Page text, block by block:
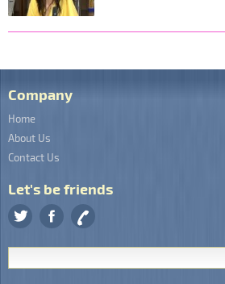
Company
Home
About Us
Contact Us
Let's be friends